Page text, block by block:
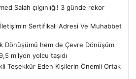
Salah çılgınlığı! 3 günde rekor
Sertifikalı Adresi Ve Muhabbet
Dönüşümü hem de Çevre Dönüşüm
milyon yolcu taşıdı
Teşekkür Eden Kişilerin Önemli Ortak